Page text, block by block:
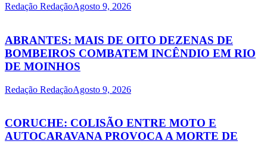
Redação RedaçãoAgosto 9, 2026
ABRANTES: MAIS DE OITO DEZENAS DE
BOMBEIROS COMBATEM INCÊNDIO EM RIO
DE MOINHOS
Redação RedaçãoAgosto 9, 2026
CORUCHE: COLISÃO ENTRE MOTO E
AUTOCARAVANA PROVOCA A MORTE DE